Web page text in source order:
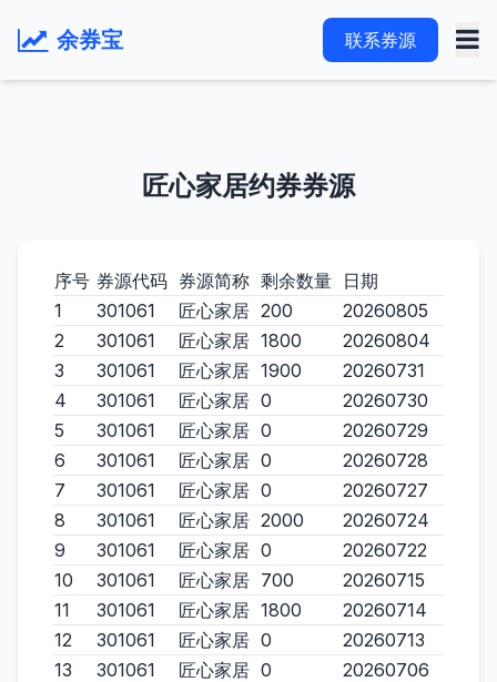
余券宝 联系券源
匠心家居约券券源
序号 券源代码 券源简称 剩余数量 日期
1
301061 匠心家居 200
20260805
2
301061 匠心家居 1800
20260804
3
301061 匠心家居 1900
20260731
4
301061 匠心家居 0
20260730
5
301061 匠心家居 0
20260729
6
301061 匠心家居 0
20260728
7
301061 匠心家居 0
20260727
8
301061 匠心家居 2000
20260724
9
301061 匠心家居 0
20260722
10
301061 匠心家居 700
20260715
11
301061 匠心家居 1800
20260714
12
301061 匠心家居 0
20260713
13
301061 匠心家居 0
20260706